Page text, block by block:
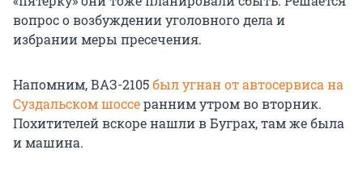
вопрос о возбуждении уголовного дела и
избрании меры пресечения.
Напомним, ВАЗ-2105был угнан от автосервиса на
Суздальском шоссеранним утром во вторник.
Похитителей вскоре нашли в Буграх, там же была
и машина.